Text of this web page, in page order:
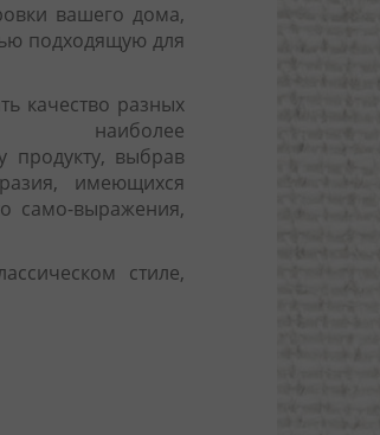
вашего дома,
подходящую для
качество разных
наиболее
продукту, выбрав
имеющихся
само-выражения,
стиле,